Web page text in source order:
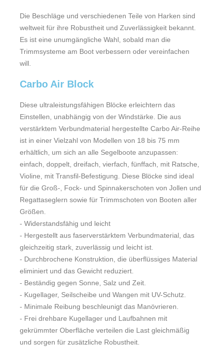
Black Magic Air-Block
Klampen auf Kugellagern
Zubehör für Klampen
Harken Drehbare Basis mit hohem Arm
Weiteres Zubehör von Harken
Vorfädler - Unit 0-3
Materialien der Kugeln, die in Harken-Produkten
verwendet werden
Welche Teile sollte man schmieren? Und muss man
Harken-Winschen schmieren?
McLube OneDrop
Die Beschläge und verschiedenen Teile von Harken sind
weltweit für ihre Robustheit und Zuverlässigkeit bekannt.
Es ist eine unumgängliche Wahl, sobald man die
Trimmsysteme am Boot verbessern oder vereinfachen
will.
Carbo Air Block
Diese ultraleistungsfähigen Blöcke erleichtern das
Einstellen, unabhängig von der Windstärke. Die aus
verstärktem Verbundmaterial hergestellte Carbo Air-Reihe
ist in einer Vielzahl von Modellen von 18 bis 75 mm
erhältlich, um sich an alle Segelboote anzupassen:
einfach, doppelt, dreifach, vierfach, fünffach, mit Ratsche,
Violine, mit Transfil-Befestigung. Diese Blöcke sind ideal
für die Groß-, Fock- und Spinnakerschoten von Jollen und
Regattaseglern sowie für Trimmschoten von Booten aller
Größen.
- Widerstandsfähig und leicht
- Hergestellt aus faserverstärktem Verbundmaterial, das
gleichzeitig stark, zuverlässig und leicht ist.
- Durchbrochene Konstruktion, die überflüssiges Material
eliminiert und das Gewicht reduziert.
- Beständig gegen Sonne, Salz und Zeit.
- Kugellager, Seilscheibe und Wangen mit UV-Schutz.
- Minimale Reibung beschleunigt das Manövrieren.
- Frei drehbare Kugellager und Laufbahnen mit
gekrümmter Oberfläche verteilen die Last gleichmäßig
und sorgen für zusätzliche Robustheit.